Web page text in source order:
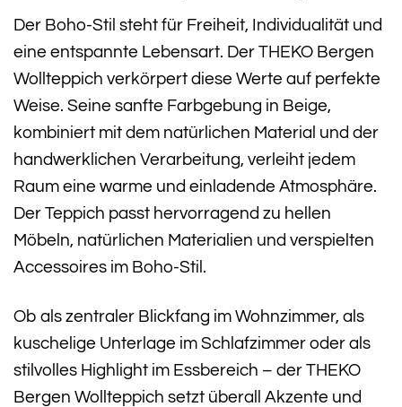
Der Boho-Stil steht für Freiheit, Individualität und
eine entspannte Lebensart. Der THEKO Bergen
Wollteppich verkörpert diese Werte auf perfekte
Weise. Seine sanfte Farbgebung in Beige,
kombiniert mit dem natürlichen Material und der
handwerklichen Verarbeitung, verleiht jedem
Raum eine warme und einladende Atmosphäre.
Der Teppich passt hervorragend zu hellen
Möbeln, natürlichen Materialien und verspielten
Accessoires im Boho-Stil.
Ob als zentraler Blickfang im Wohnzimmer, als
kuschelige Unterlage im Schlafzimmer oder als
stilvolles Highlight im Essbereich – der THEKO
Bergen Wollteppich setzt überall Akzente und